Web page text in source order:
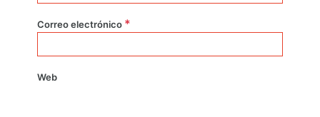
Correo electrónico *
Web